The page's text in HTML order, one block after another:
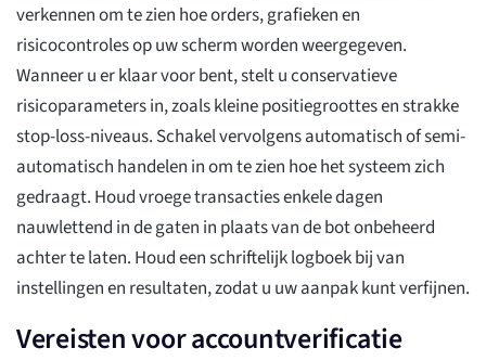
verkennen om te zien hoe orders, grafieken en
risicocontroles op uw scherm worden weergegeven.
Wanneer u er klaar voor bent, stelt u conservatieve
risicoparameters in, zoals kleine positiegroottes en strakke
stop-loss-niveaus. Schakel vervolgens automatisch of semi-
automatisch handelen in om te zien hoe het systeem zich
gedraagt. Houd vroege transacties enkele dagen
nauwlettend in de gaten in plaats van de bot onbeheerd
achter te laten. Houd een schriftelijk logboek bij van
instellingen en resultaten, zodat u uw aanpak kunt verfijnen.
Vereisten voor accountverificatie